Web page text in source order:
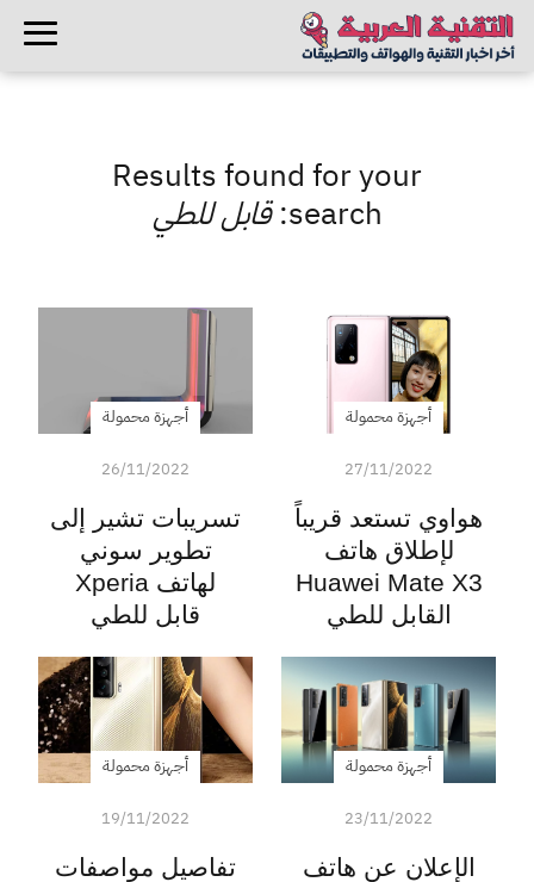
Results found for your
search: قابل للطي
أجهزة محمولة
27/11/2022
هواوي تستعد قريباً
لإطلاق هاتف
Huawei Mate X3
القابل للطي
أجهزة محمولة
26/11/2022
تسريبات تشير إلى
تطوير سوني
لهاتف Xperia
قابل للطي
أجهزة محمولة
23/11/2022
الإعلان عن هاتف
أجهزة محمولة
19/11/2022
تفاصيل مواصفات